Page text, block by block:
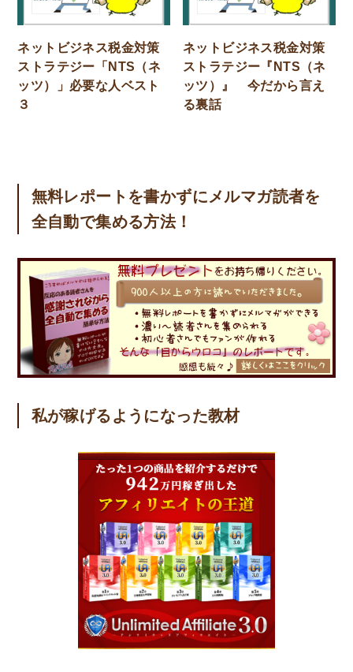
ネットビジネス税金対策
ストラテジー「NTS（ネ
ッツ）」必要な人ベスト
３
ネットビジネス税金対策
ストラテジー『NTS（ネ
ッツ）』 今だから言え
る裏話
無料レポートを書かずにメルマガ読者を
全自動で集める方法！
私が稼げるようになった教材